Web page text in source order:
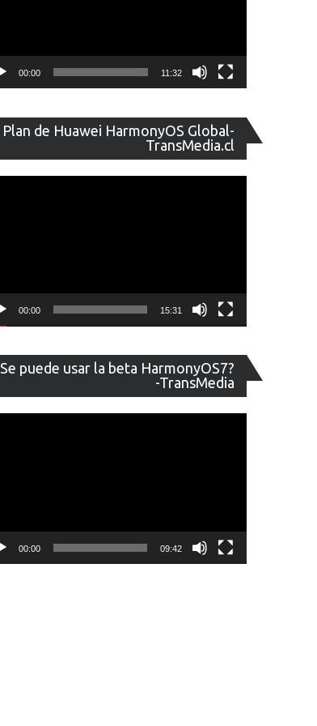
00:00 11:32
Plan de Huawei HarmonyOS Global-
TransMedia.cl
de
vídeo
00:00 15:31
Se puede usar la beta HarmonyOS7?
-TransMedia
de
vídeo
00:00 09:42